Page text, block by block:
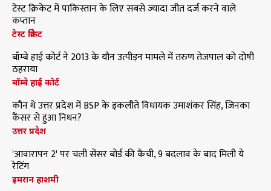
टेस्ट क्रिकेट में पाकिस्तान के लिए सबसे ज्यादा जीत दर्ज करने वाले
कप्तान
टेस्ट क्रिकेट
बॉम्बे हाई कोर्ट ने 2013 के यौन उत्पीड़न मामले में तरुण तेजपाल को दोषी
ठहराया
बॉम्बे हाई कोर्ट
कौन थे उत्तर प्रदेश में BSP के इकलौते विधायक उमाशंकर सिंह, जिनका
कैंसर से हुआ निधन?
उत्तर प्रदेश
'आवारापन 2' पर चली सेंसर बोर्ड की कैंची, 9 बदलाव के बाद मिली ये
रेटिंग
इमरान हाशमी